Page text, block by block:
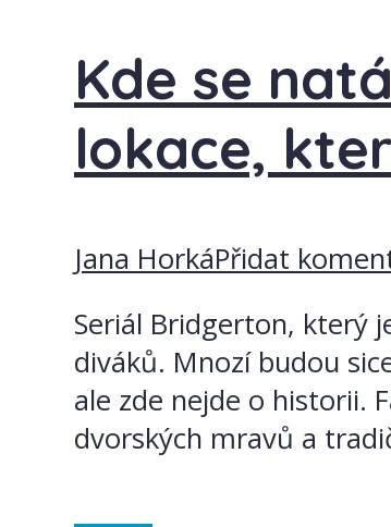
Kde se
lokace,
Jana HorkáPřidat
Seriál Bridgerton, který
diváků. Mnozí budou
ale zde nejde o historii.
dvorských mravů a